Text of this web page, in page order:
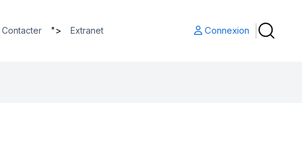
Contacter "> Extranet Connexion